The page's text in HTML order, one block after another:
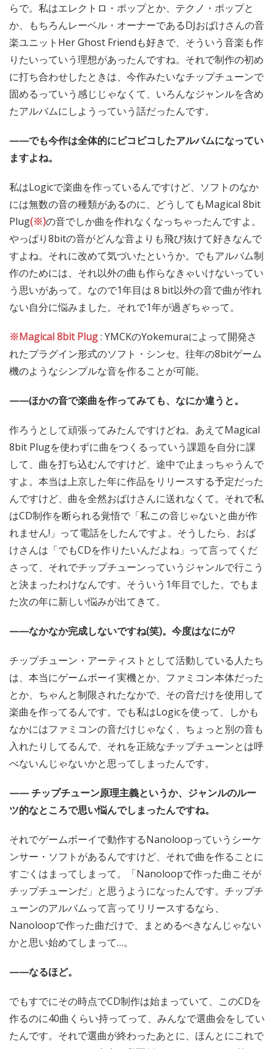
らで。私はエレクトロ・ポップとか、テクノ・ポップと
か、もちろんレーベル・オーナーであるDJおばけさんの音
楽ユニットHer Ghost Friendも好きで、そういう音楽も作
りたいっていう理想があったんですね。それで制作の初め
に打ち合わせしたときは、今作みたいなチップチューンで
固めるっていう感じじゃなくて、いろんなジャンルを含め
たアルバムにしようっていう話だったんです。
——でも今作は全体的にピコピコしたアルバムになってい
ますよね。
私はLogicで楽曲を作っているんですけど、ソフトのなか
には無数の音の種類があるのに、どうしてもMagical 8bit
Plug(※)の音でしか曲を作れなくなっちゃったんですよ。
やっぱり8bitの音がどんな音よりも飛び抜けて好きなんで
すよね。それに改めて気づいたというか。でもアルバム制
作のためには、それ以外の曲も作らなきゃいけないってい
う思いがあって。なので1年目は８bit以外の音で曲が作れ
ない自分に悩みました。それで1年が過ぎちゃって。
※Magical 8bit Plug: YMCKのYokemuraによって開発さ
れたプラグイン形式のソフト・シンセ。往年の8bitゲーム
機のようなシンプルな音を作ることが可能。
——ほかの音で楽曲を作ってみても、なにか違うと。
作ろうとして頑張ってみたんですけどね。あえてMagical
8bit Plugを使わずに曲をつくるっていう課題を自分に課
して、曲を打ち込むんですけど、途中で止まっちゃうんで
すよ。本当は上京した年に作品をリリースする予定だった
んですけど、曲を全然おばけさんに送れなくて。それで私
はCD制作を断られる覚悟で「私この音じゃないと曲が作
れません!」って電話をしたんですよ。そうしたら、おば
けさんは「でもCDを作りたいんだよね」って言ってくだ
さって、それでチップチューンっていうジャンルで行こう
と決まったわけなんです。そういう1年目でした。でもま
た次の年に新しい悩みが出てきて。
——なかなか完成しないですね(笑)。今度はなにが?
チップチューン・アーティストとして活動している人たち
は、本当にゲームボーイ実機とか、ファミコン本体だった
とか、ちゃんと制限されたなかで、その音だけを使用して
楽曲を作ってるんです。でも私はLogicを使って、しかも
なかにはファミコンの音だけじゃなく、ちょっと別の音も
入れたりしてるんで、それを正統なチップチューンとは呼
べないんじゃないかと思ってしまったんです。
—— チップチューン原理主義というか、ジャンルのルー
ツ的なところで思い悩んでしまったんですね。
それでゲームボーイで動作するNanoloopっていうシーケ
ンサー・ソフトがあるんですけど、それで曲を作ることに
すごくはまってしまって。「Nanoloopで作った曲こそが
チップチューンだ」と思うようになったんです。チップチ
ューンのアルバムって言ってリリースするなら、
Nanoloopで作った曲だけで、まとめるべきなんじゃない
かと思い始めてしまって…。
——なるほど。
でもすでにその時点でCD制作は始まっていて、このCDを
作るのに40曲くらい持ってって、みんなで選曲会をしてい
たんです。それで選曲が終わったあとに、ほんとにこれで